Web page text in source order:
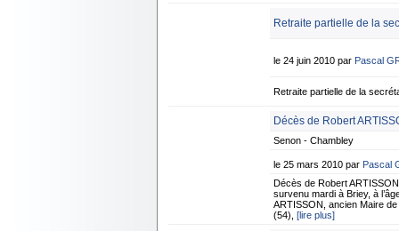
Retraite partielle de la
le 24 juin 2010 par Pascal
Retraite partielle de la
Décès de Robert
Senon - Chambley
le 25 mars 2010 par Pascal
Décès de Robert
survenu mardi à Briey, à
ARTISSON, ancien Maire
(54), [lire plus]